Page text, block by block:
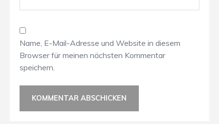
Name, E-Mail-Adresse und Website in diesem
Browser für meinen nächsten Kommentar
speichern.